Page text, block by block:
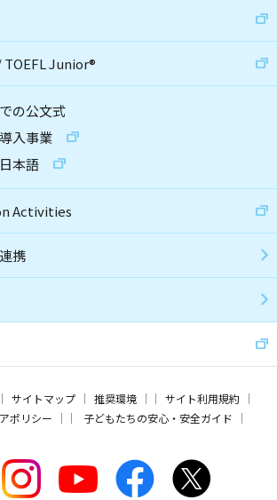
TOEFL Junior®
の公文式
入事業
本語
Activities
携
サイトマップ 推奨環境
サイト利用規約
ポリシー
子どもたちの安心・安全ガイド